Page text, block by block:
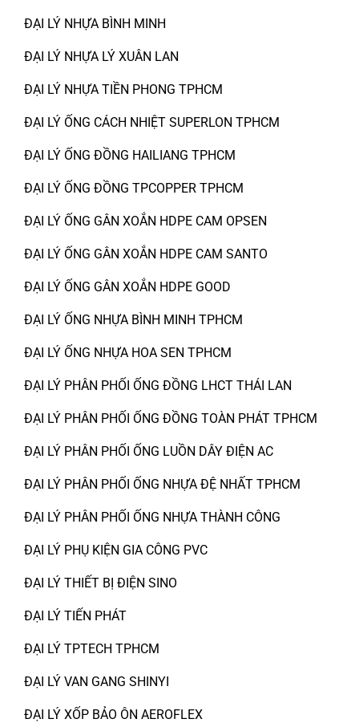
ĐẠI LÝ NHỰA BÌNH MINH
ĐẠI LÝ NHỰA LÝ XUÂN LAN
ĐẠI LÝ NHỰA TIỀN PHONG TPHCM
ĐẠI LÝ ỐNG CÁCH NHIỆT SUPERLON TPHCM
ĐẠI LÝ ỐNG ĐỒNG HAILIANG TPHCM
ĐẠI LÝ ỐNG ĐỒNG TPCOPPER TPHCM
ĐẠI LÝ ỐNG GÂN XOẮN HDPE CAM OPSEN
ĐẠI LÝ ỐNG GÂN XOẮN HDPE CAM SANTO
ĐẠI LÝ ỐNG GÂN XOẮN HDPE GOOD
ĐẠI LÝ ỐNG NHỰA BÌNH MINH TPHCM
ĐẠI LÝ ỐNG NHỰA HOA SEN TPHCM
ĐẠI LÝ PHÂN PHỐI ỐNG ĐỒNG LHCT THÁI LAN
ĐẠI LÝ PHÂN PHỐI ỐNG ĐỒNG TOÀN PHÁT TPHCM
ĐẠI LÝ PHÂN PHỐI ỐNG LUỒN DÂY ĐIỆN AC
ĐẠI LÝ PHÂN PHỐI ỐNG NHỰA ĐỆ NHẤT TPHCM
ĐẠI LÝ PHÂN PHỐI ỐNG NHỰA THÀNH CÔNG
ĐẠI LÝ PHỤ KIỆN GIA CÔNG PVC
ĐẠI LÝ THIẾT BỊ ĐIỆN SINO
ĐẠI LÝ TIẾN PHÁT
ĐẠI LÝ TPTECH TPHCM
ĐẠI LÝ VAN GANG SHINYI
ĐẠI LÝ XỐP BẢO ÔN AEROFLEX